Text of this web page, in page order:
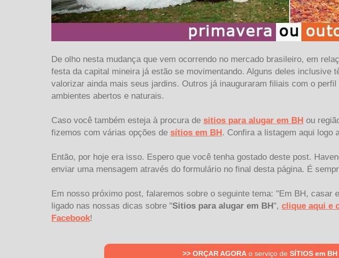
De olho nesta mudança que vem ocorrendo no mercado brasileiro, em
festa da capital mineira já estão se movimentando. Alguns deles inclusive
valorizar ainda mais seus jardins. Outros já inauguraram filiais com o
ambientes abertos e naturais.
Caso você também esteja à procura de sitios para alugar em BH ou
fizemos com várias opções de sítios em BH. Confira a listagem aqui logo
Então, por hoje era isso. Espero que você tenha gostado deste post.
enviar uma mensagem através do formulário no final desta página. É
Em nosso próximo post, falaremos sobre o seguinte tema: "Em BH, casar
ligado nas nossas dicas sobre "Sitios para alugar em BH", clique aqui e
Facebook!